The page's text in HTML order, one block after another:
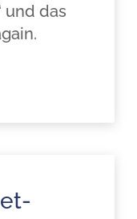
und das